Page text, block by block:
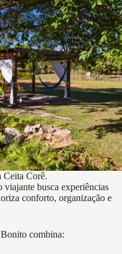
Ceita Corê.
busca experiências
conforto, organização e
combina: